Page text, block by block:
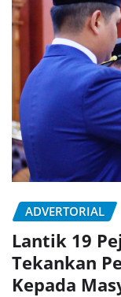
ADVERTORIAL
Lantik 19
Tekankan
Kepada